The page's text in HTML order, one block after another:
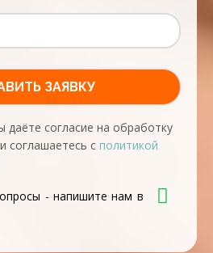
согласие на обработку
соглашаетесь с политикой
- напишите нам в